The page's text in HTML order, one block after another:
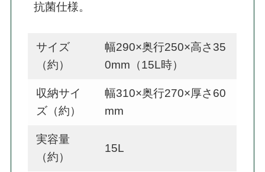
抗菌仕様。
サイズ
（約）
幅290×奥行250×高さ35
0mm（15L時）
収納サイ
ズ（約）
幅310×奥行270×厚さ60
mm
実容量
（約）
15L